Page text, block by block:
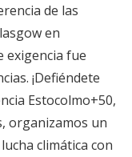
de las
en
exigencia fue
¡Defiéndete
Estocolmo+50,
organizamos un
climática con